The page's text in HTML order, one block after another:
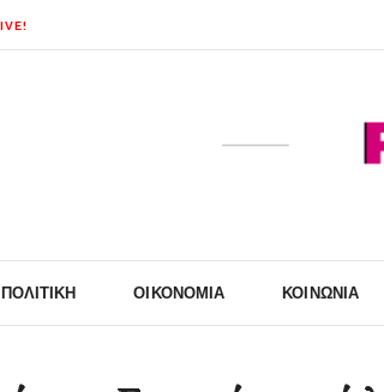
ΠΟΛΙΤΙΚΉ ΟΙΚΟΝΟΜΊΑ ΚΟΙΝΩΝΊΑ